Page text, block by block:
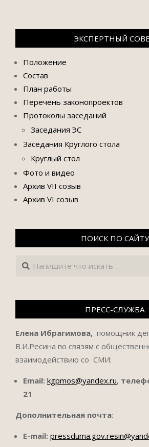
ЭКСПЕРТНЫЙ
Положение
Состав
План работы
Перечень законопроектов
Протоколы заседаний
Заседания ЭС
Заседания Круглого стола
Круглый стол
Фото и видео
Архив VII созыв
Архив VI созыв
ПОИСК ПО САЙТУ
Поиск
ПРЕСС-СЛУЖБА
Елена Ибрагимова, помощник
В.И.Ресина по связям с
взаимодействию со СМИ:
Email: kgpmos@yandex.ru,
21
Дополнительная почта:
E-mail: